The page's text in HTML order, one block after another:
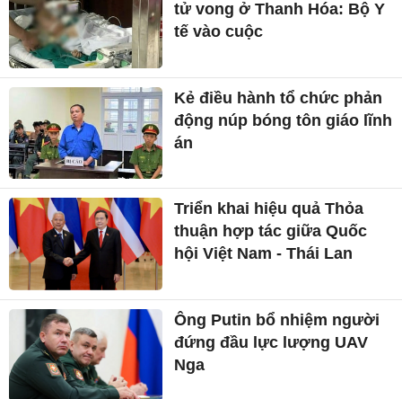
tử vong ở Thanh Hóa: Bộ Y
tế vào cuộc
Kẻ điều hành tổ chức phản
động núp bóng tôn giáo lĩnh
án
Triển khai hiệu quả Thỏa
thuận hợp tác giữa Quốc
hội Việt Nam - Thái Lan
Ông Putin bổ nhiệm người
đứng đầu lực lượng UAV
Nga